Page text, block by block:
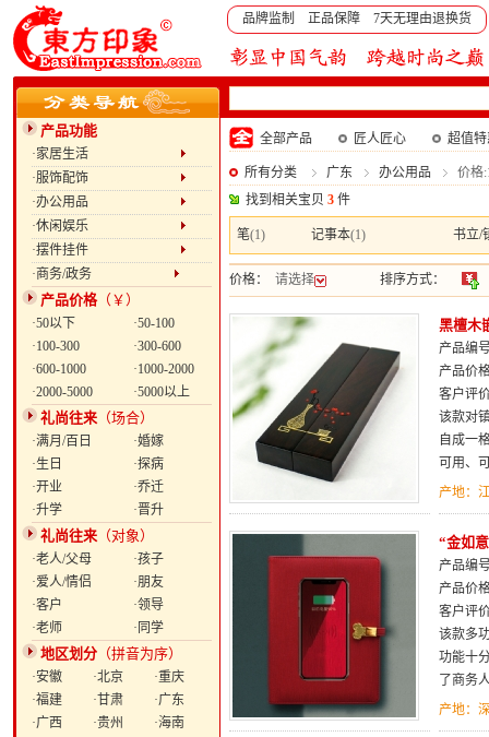
品牌监制 正品保障 7天无理由退换货
产品功能
·家居生活
·服饰配饰
·办公用品
·休闲娱乐
·摆件挂件
·商务/政务
产品价格（￥）
·50以下
·50-100
·100-300
·300-600
·600-1000
·1000-2000
·2000-5000
·5000以上
礼尚往来 （场合）
·满月/百日
·婚嫁
·生日
·探病
·开业
·乔迁
·升学
·晋升
礼尚往来 （对象）
·老人/父母
·孩子
·爱人/情侣
·朋友
·客户
·领导
·老师
·同学
地区划分 （拼音为序）
·安徽 ·北京
·重庆
·福建
·甘肃
·广东
·广西
·贵州
·海南
全部产品 匠人匠心 超值
所有分类 广东 办公用品
价格
找到相关宝贝 3 件
笔(1) 记事本(1) 书立/
价格： 请选择 排序方式：
黑檀木
产品编
产品价
客户评
该款对
自成一
可用、
产地：
“金如
产品编
产品价
客户评
该款多
功能十
了商务
产地：